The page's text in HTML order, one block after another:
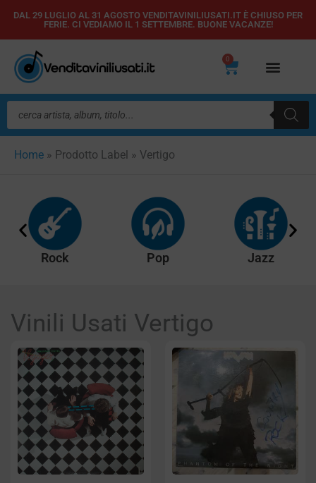
Vai
contenuto
DAL 29 LUGLIO AL 31 AGOSTO VENDITAVINILIUSATI.IT È CHIUSO PER
FERIE. CI VEDIAMO IL 1 SETTEMBRE. BUONE VACANZE!
0
Carrello
Ricerca
prodotti
Home » Prodotto Label » Vertigo
Rock Pop Jazz
Vinili Usati Vertigo